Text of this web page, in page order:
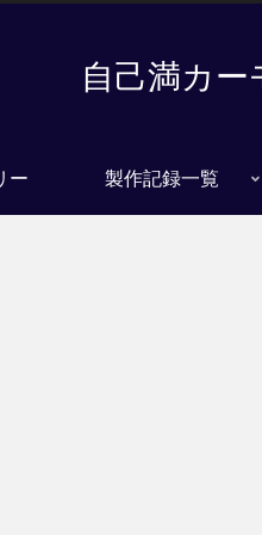
自己満カー
ー 製作記録一覧